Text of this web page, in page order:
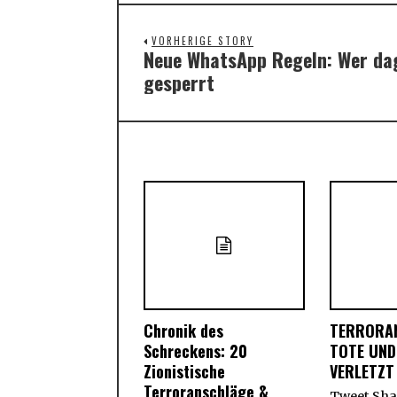
VORHERIGE STORY
Previous
post:
Neue WhatsApp Regeln: Wer
gesperrt
Chronik des
Schreckens: 20
Zionistische
Terroranschläge &
TOTE
VERLETZT